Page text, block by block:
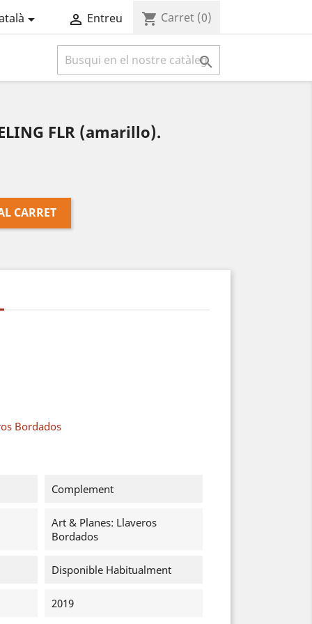
  Entreu shopping_cart Carret (0)

FLR (amarillo).
CARRET
Bordados
Complement
Art & Planes: Llaveros
Bordados
Disponible Habitualment
2019